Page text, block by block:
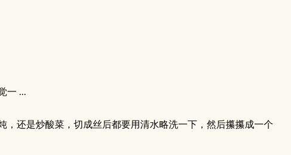
一 ...
还是炒酸菜，切成丝后都要用清水略洗一下，然后攥攥成一个